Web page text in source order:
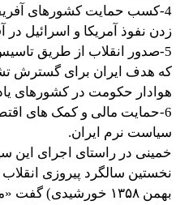
4-کسب حمایت کشورهای
زدن نفوذ آمریکا و اسرائیل در
5-صدور انقلاب از طریق
که هدف ایران برای گسترش
هوادار حکومت در کشورهای
6-حمایت مالی و کمک های
سیاست نرم ایران.
خمینی در راستای اجرای
بهمن ۱۳۵۸ خورشیدی)